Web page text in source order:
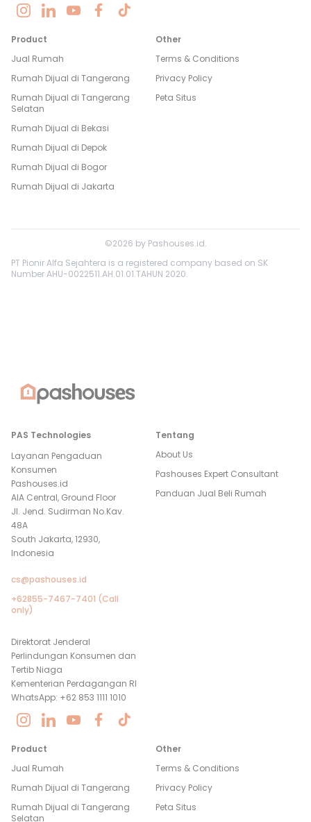
Product
Jual Rumah
Rumah Dijual di Tangerang
Rumah Dijual di Tangerang
Selatan
Rumah Dijual di Bekasi
Rumah Dijual di Depok
Rumah Dijual di Bogor
Rumah Dijual di Jakarta
Other
Terms & Conditions
Privacy Policy
Peta Situs
©2026 by Pashouses.id.
PT Pionir Alfa Sejahtera is a registered company based on SK
Number AHU-0022511.AH.01.01.TAHUN 2020.
PAS Technologies
Layanan Pengaduan
Konsumen
Pashouses.id
AIA Central, Ground Floor
Jl. Jend. Sudirman No.Kav.
48A
South Jakarta, 12930,
Indonesia
cs@pashouses.id
+62855-7467-7401 (Call
only)
Direktorat Jenderal
Perlindungan Konsumen dan
Tertib Niaga
Kementerian Perdagangan RI
WhatsApp: +62 853 1111 1010
Tentang
About Us
Pashouses Expert Consultant
Panduan Jual Beli Rumah
Product
Jual Rumah
Rumah Dijual di Tangerang
Rumah Dijual di Tangerang
Selatan
Other
Terms & Conditions
Privacy Policy
Peta Situs